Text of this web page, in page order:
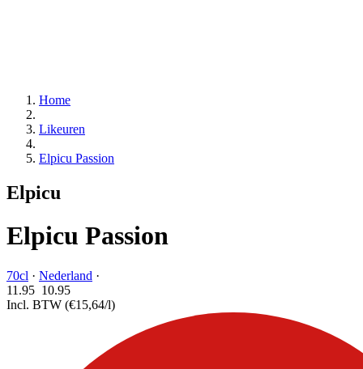
Home
Likeuren
Elpicu Passion
Elpicu
Elpicu Passion
70cl · Nederland ·
11.95 10.95
Incl. BTW (€15,64/l)